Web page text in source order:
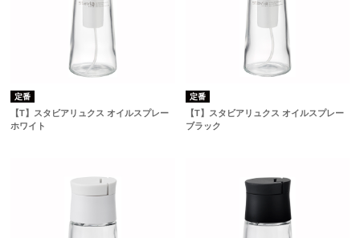
定番
【T】スタビアリュクス オイルスプレー
ホワイト
定番
【T】スタビアリュクス オイルスプレー
ブラック